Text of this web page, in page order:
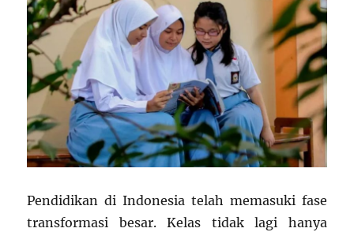
Pendidikan di Indonesia telah memasuki fase
transformasi besar. Kelas tidak lagi hanya